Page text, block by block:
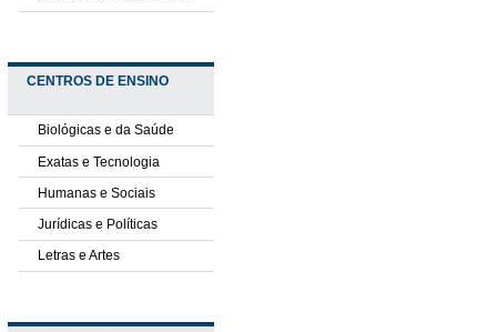
CENTROS DE ENSINO
Biológicas e da Saúde
Exatas e Tecnologia
Humanas e Sociais
Jurídicas e Políticas
Letras e Artes